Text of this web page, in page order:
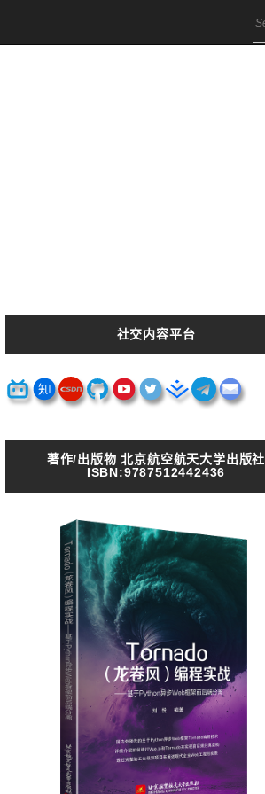
社交内容平台
著作/出版物 北京航空航天大学出版社
ISBN:9787512442436